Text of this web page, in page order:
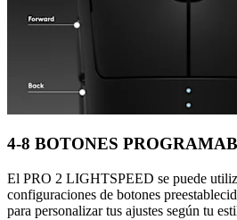
4-8 BOTONES
El PRO 2 LIGHTSPEED se puede
configuraciones de botones
para personalizar tus ajustes según tu